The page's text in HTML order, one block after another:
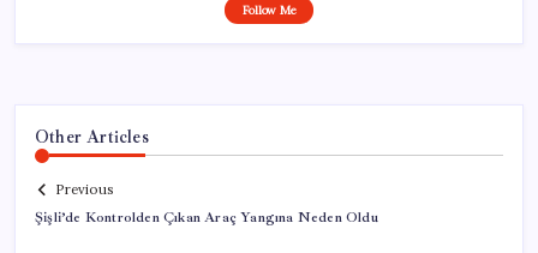
Follow Me
Other Articles
Previous
Şişli’de Kontrolden Çıkan Araç Yangına Neden Oldu